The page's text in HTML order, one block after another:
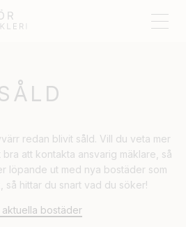
redan blivit såld. Vill du veta mer
att kontakta ansvarig mäklare, så
löpande ut med nya bostäder som
så hittar du snart vad du söker!
aktuella bostäder